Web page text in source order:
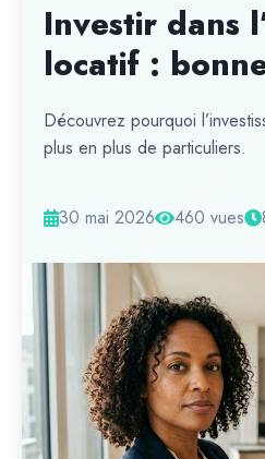
Investir dans
locatif :
Découvrez pourquoi
plus en plus de particuliers.
30 mai 2026 460 vues